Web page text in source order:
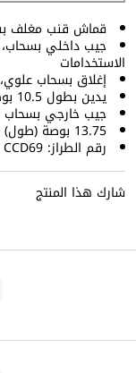
قماش قنب مغلف
جيب داخلي
الاستخدامات
إغلاق بسحاب
يدين بطول 10.5 بوصة
جيب خارجي بسحاب
13.75 بوصة (طول) × 10.25 بوصة (ارتفاع) × 5 بوصة (عرض)
رقم الطراز: CCD69
شارك هذا المنتج